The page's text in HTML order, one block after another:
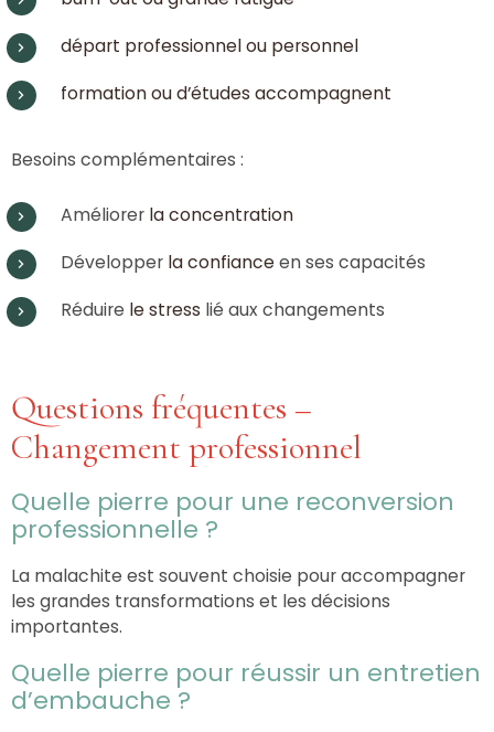
départ professionnel ou personnel
formation ou d’études accompagnent
Besoins complémentaires :
Améliorer la concentration
Développer la confianceen ses capacités
Réduire le stress lié aux changements
Questions fréquentes –
Changement professionnel
Quelle pierre pour une reconversion
professionnelle ?
La malachite est souvent choisie pour accompagner
les grandes transformations et les décisions
importantes.
Quelle pierre pour réussir un entretien
d’embauche ?